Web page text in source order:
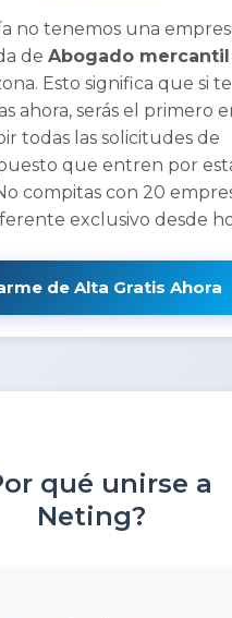
no tenemos una
de Abogado mercantil
Esto significa que si te
ahora, serás el primero
todas las solicitudes de
que entren por
compitas con 20
exclusivo desde
de Alta Gratis Ahora
qué unirse a
Neting?